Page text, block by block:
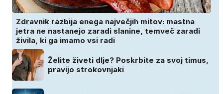
Zdravnik razbija enega največjih mitov: mastna
jetra ne nastanejo zaradi slanine, temveč zaradi
živila, ki ga imamo vsi radi
Želite živeti dlje? Poskrbite za svoj timus,
pravijo strokovnjaki